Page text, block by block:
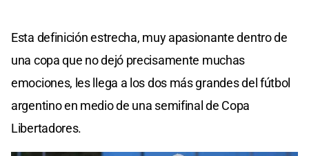
Esta definición estrecha, muy apasionante dentro de
una copa que no dejó precisamente muchas
emociones, les llega a los dos más grandes del fútbol
argentino en medio de una semifinal de Copa
Libertadores.